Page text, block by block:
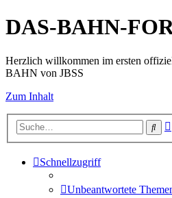
DAS-BAHN-
Herzlich willkommen im ersten
BAHN von JBSS
Zum Inhalt
Schnellzugriff
Unbeantwortete